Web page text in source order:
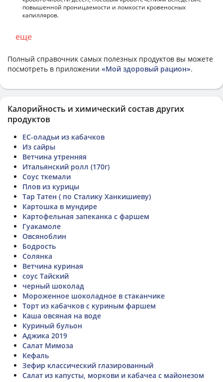
повышенной проницаемости и ломкости кровеносных
капилляров.
еще
Полный справочник самых полезных продуктов вы можете
посмотреть в приложении «Мой здоровый рацион».
Калорийность и химический состав других
продуктов
ЕС-оладьи из кабачков
Из сайры
Ветчина утренняя
Итальянский ролл (170г)
Соус ткемали
Плов из курицы
Тар Татен ( по Сталику Ханкишиеву)
Картошка в мундире
Картофельная запеканка с фаршем
Гуакамоле
Овсяноблин
Бодрость
Солянка
Ветчина куриная
соус Тайский
черный шоколад
Мороженное шоколадное в стаканчике
Торт из кабачков с куриным фаршем
Каша овсяная на воде
Куриный бульон
Аджика 2019
Салат Мимоза
Кефаль
Зефир классический глазированный
Салат из капусты, моркови и кабачеа с майонезом